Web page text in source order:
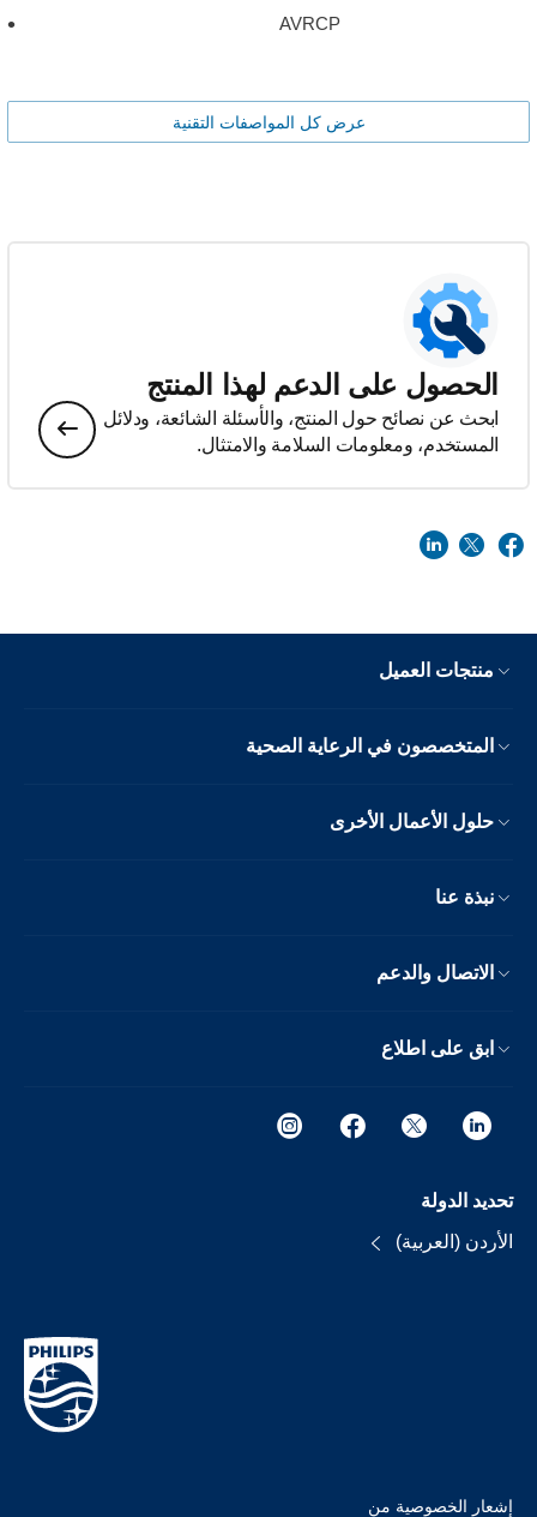
AVRCP
عرض كل المواصفات التقنية
الحصول على الدعم لهذا المنتج
ابحث عن نصائح حول المنتج، والأسئلة الشائعة، ودلائل
المستخدم، ومعلومات السلامة والامتثال.
منتجات العميل
المتخصصون في الرعاية الصحية
حلول الأعمال الأخرى
نبذة عنا
الاتصال والدعم
ابق على اطلاع
تحديد الدولة
الأردن (العربية)
إشعار الخصوصية من